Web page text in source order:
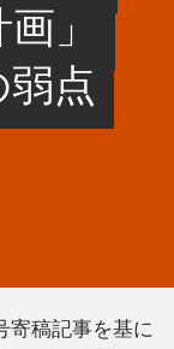
」
点
寄稿記事を基に